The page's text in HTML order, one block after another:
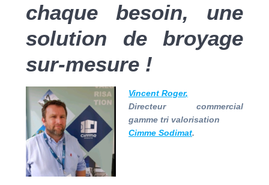
chaque besoin, une
solution de broyage
sur-mesure !
Vincent Roger,
Directeur commercial
gamme tri valorisation
Cimme Sodimat.